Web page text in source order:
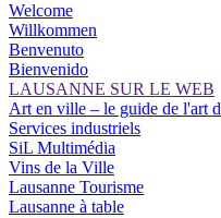
Welcome
Willkommen
Benvenuto
Bienvenido
LAUSANNE SUR LE WEB
Art en ville – le guide de l'art
Services industriels
SiL Multimédia
Vins de la Ville
Lausanne Tourisme
Lausanne à table